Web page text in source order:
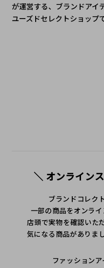
が運営する、ブランドアイ
ユーズドセレクトショップ
＼ オンライン
ブランドコレク
一部の商品をオンライ
店頭で実物を確認いた
気になる商品がありま
ファッション